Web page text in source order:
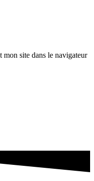
site dans le navigateur